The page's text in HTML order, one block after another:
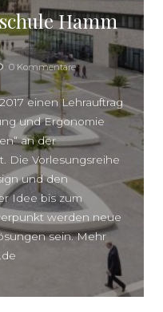
Hamm
0 Kommentare
einen Lehrauftrag
und Ergonomie
an der
Die Vorlesungsreihe
und den
Idee bis zum
werden neue
sein. Mehr